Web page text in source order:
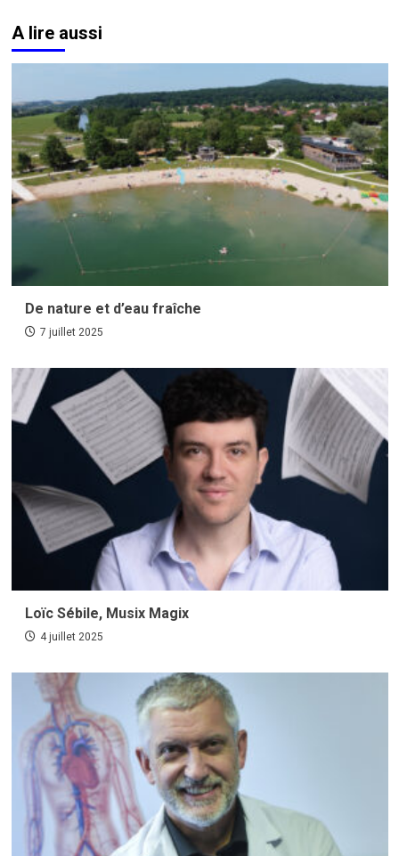
A lire aussi
De nature et d’eau fraîche
7 juillet 2025
Loïc Sébile, Musix Magix
4 juillet 2025